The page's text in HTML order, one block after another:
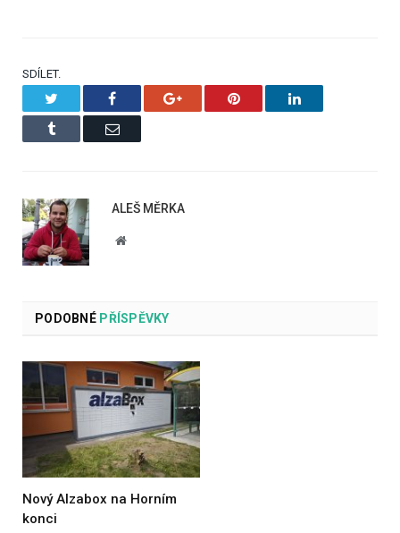
SDÍLET.
Facebook Google+ Pinterest LinkedIn
Tumblr Email
ALEŠ MĚRKA
Website
PODOBNÉPŘÍSPĚVKY
Nový Alzabox na Horním
konci